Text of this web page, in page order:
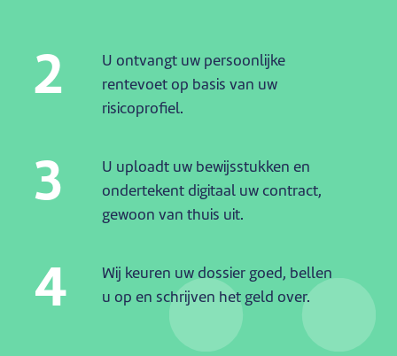
2
U ontvangt uw persoonlijke
rentevoet op basis van uw
risicoprofiel.
3
U uploadt uw bewijsstukken en
ondertekent digitaal uw contract,
gewoon van thuis uit.
4
Wij keuren uw dossier goed, bellen
u op en schrijven het geld over.